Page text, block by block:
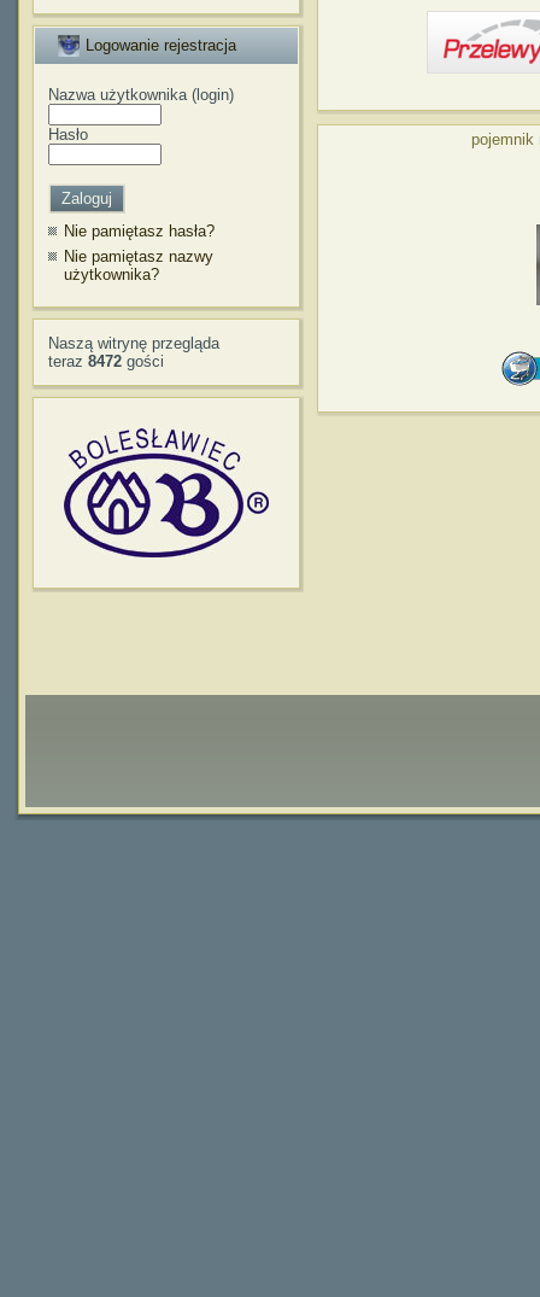
Logowanie rejestracja
Nazwa użytkownika (login)
Hasło
Nie pamiętasz hasła?
Nie pamiętasz nazwy
użytkownika?
Naszą witrynę przegląda
teraz 8472 gości
pojemnik